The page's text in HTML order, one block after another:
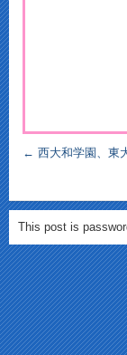
← 西大和学園、東
This post is